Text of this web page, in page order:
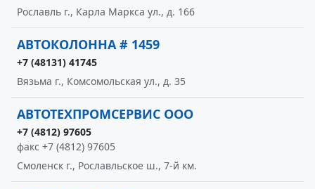
Рославль г., Карла Маркса ул., д. 166
АВТОКОЛОННА # 1459
+7 (48131) 41745
Вязьма г., Комсомольская ул., д. 35
АВТОТЕХПРОМСЕРВИС ООО
+7 (4812) 97605
факс +7 (4812) 97605
Смоленск г., Рославльское ш., 7-й км.